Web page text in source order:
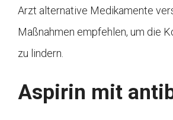
Arzt alternative Medikamente
Maßnahmen empfehlen, um die
zu lindern.
Aspirin mit